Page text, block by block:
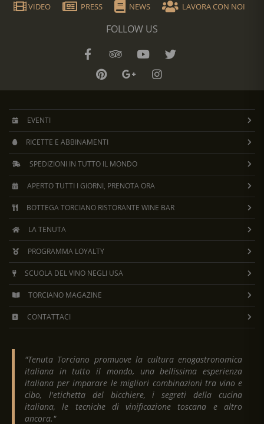
VIDEO PRESS NEWS LAVORA CON NOI
FOLLOW US
EVENTI
RICETTE E ABBINAMENTI
SPEDIZIONI IN TUTTO IL MONDO
APERTO TUTTI I GIORNI, PRENOTA ORA
BOTTEGA TORCIANO RISTORANTE WINE BAR
LA TENUTA
PROGRAMMA LOYALTY
SCUOLA DEL VINO NEGLI USA
TORCIANO MAGAZINE
CONTATTACI
"Tenuta Torciano promuove la cultura enogastronomica
italiana in tutto il mondo, una bellissima esperienza
italiana per imparare le migliori combinazioni tra vino e
cibo, l'etichetta del bicchiere, i segreti della cucina
italiana, le tecniche di vinificazione toscana e altro
ancora."